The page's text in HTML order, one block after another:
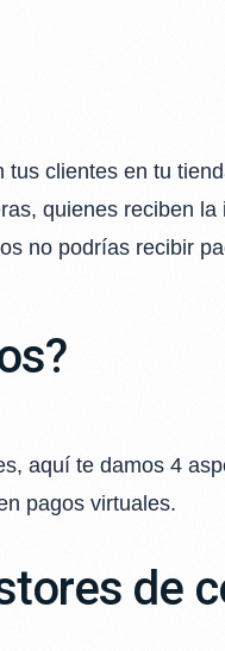
clientes en tu
quienes reciben
no podrías recibir
aquí te damos 4
pagos virtuales.
de